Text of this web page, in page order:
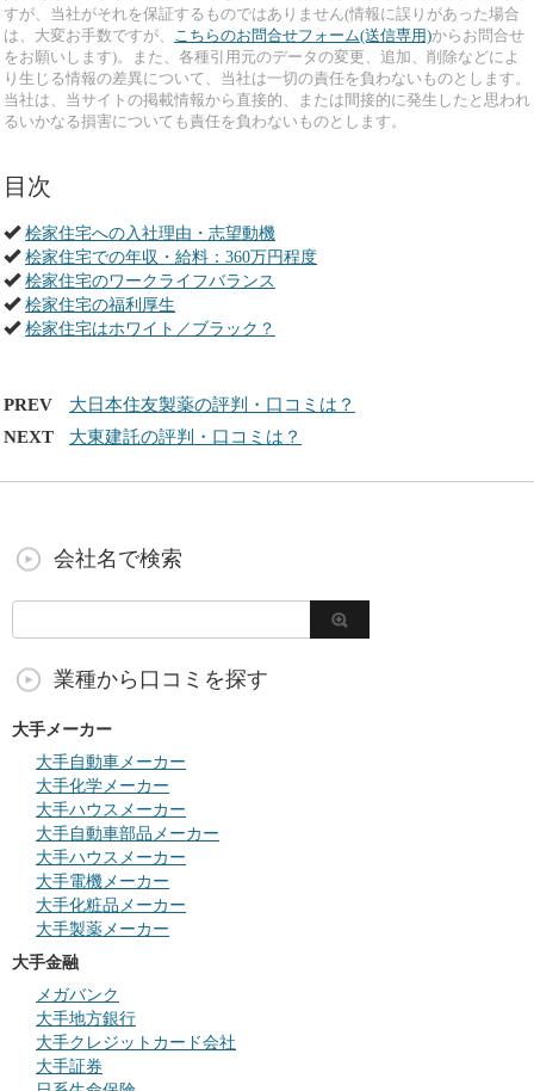
すが、当社がそれを保証するものではありません(情報に誤りがあった場合
は、大変お手数ですが、 こちらのお問合せフォーム(送信専用)からお問合せ
をお願いします)。また、各種引用元のデータの変更、追加、削除などによ
り生じる情報の差異について、当社は一切の責任を負わないものとします。
当社は、当サイトの掲載情報から直接的、または間接的に発生したと思われ
るいかなる損害についても責任を負わないものとします。
目次
桧家住宅への入社理由・志望動機
桧家住宅での年収・給料：360万円程度
桧家住宅のワークライフバランス
桧家住宅の福利厚生
桧家住宅はホワイト／ブラック？
PREV
大日本住友製薬の評判・口コミは？
NEXT
大東建託の評判・口コミは？
会社名で検索
業種から口コミを探す
大手メーカー
大手自動車メーカー
大手化学メーカー
大手ハウスメーカー
大手自動車部品メーカー
大手ハウスメーカー
大手電機メーカー
大手化粧品メーカー
大手製薬メーカー
大手金融
メガバンク
大手地方銀行
大手クレジットカード会社
大手証券